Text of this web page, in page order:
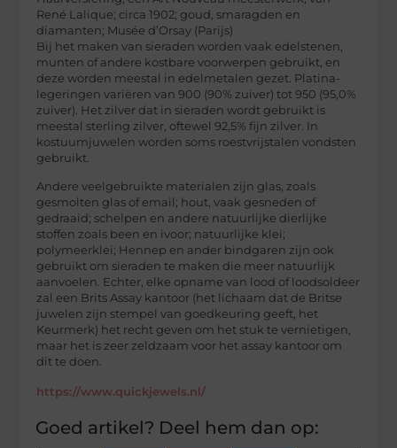
René Lalique; circa 1902; goud, smaragden en
diamanten; Musée d’Orsay (Parijs)
Bij het maken van sieraden worden vaak edelstenen,
munten of andere kostbare voorwerpen gebruikt, en
deze worden meestal in edelmetalen gezet. Platina-
legeringen variëren van 900 (90% zuiver) tot 950 (95,0%
zuiver). Het zilver dat in sieraden wordt gebruikt is
meestal sterling zilver, oftewel 92,5% fijn zilver. In
kostuumjuwelen worden soms roestvrijstalen vondsten
gebruikt.
Andere veelgebruikte materialen zijn glas, zoals
gesmolten glas of email; hout, vaak gesneden of
gedraaid; schelpen en andere natuurlijke dierlijke
stoffen zoals been en ivoor; natuurlijke klei;
polymeerklei; Hennep en ander bindgaren zijn ook
gebruikt om sieraden te maken die meer natuurlijk
aanvoelen. Echter, elke opname van lood of loodsoldeer
zal een Brits Assay kantoor (het lichaam dat de Britse
juwelen zijn stempel van goedkeuring geeft, het
Keurmerk) het recht geven om het stuk te vernietigen,
maar het is zeer zeldzaam voor het assay kantoor om
dit te doen.
https://www.quickjewels.nl/
Goed artikel? Deel hem dan op: